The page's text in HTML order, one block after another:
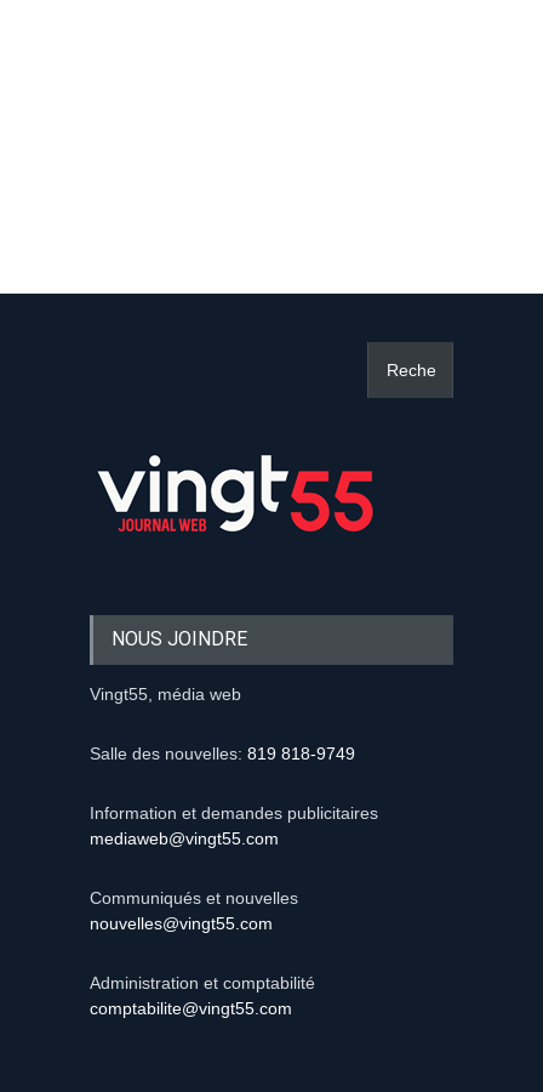
NOUS JOINDRE
Vingt55, média web
Salle des nouvelles: 819 818-9749
Information et demandes publicitaires
mediaweb@vingt55.com
Communiqués et nouvelles
nouvelles@vingt55.com
Administration et comptabilité
comptabilite@vingt55.com